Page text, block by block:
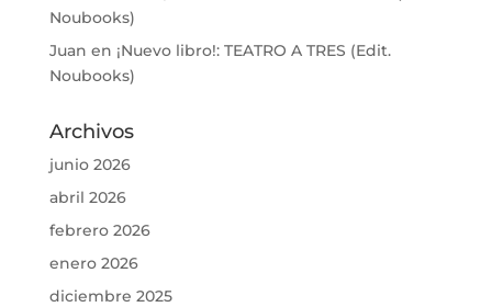
Noubooks)
Juan en ¡Nuevo libro!: TEATRO A TRES (Edit.
Noubooks)
Archivos
junio 2026
abril 2026
febrero 2026
enero 2026
diciembre 2025